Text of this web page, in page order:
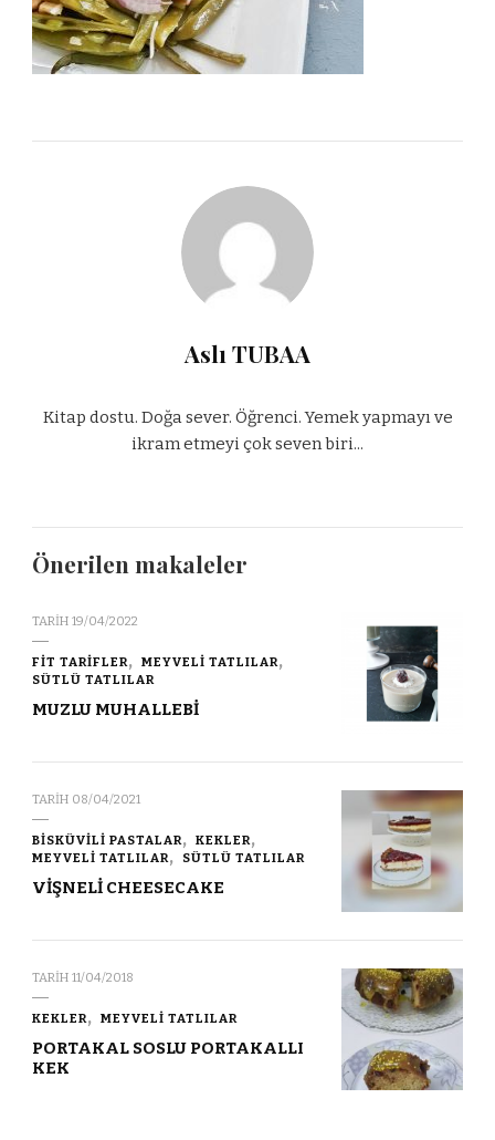
Aslı TUBAA
Kitap dostu. Doğa sever. Öğrenci. Yemek yapmayı ve
ikram etmeyi çok seven biri...
Önerilen makaleler
TARIH 19/04/2022
FİT TARİFLER
MEYVELİ TATLILAR
SÜTLÜ TATLILAR
MUZLU MUHALLEBİ
TARIH 08/04/2021
BİSKÜVİLİ PASTALAR
KEKLER
MEYVELİ TATLILAR
SÜTLÜ TATLILAR
VİŞNELİ CHEESECAKE
TARIH 11/04/2018
KEKLER MEYVELİ TATLILAR
PORTAKAL SOSLU PORTAKALLI
KEK